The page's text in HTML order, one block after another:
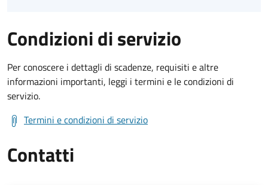
Condizioni di servizio
Per conoscere i dettagli di scadenze, requisiti e altre
informazioni importanti, leggi i termini e le condizioni di
servizio.
Termini e condizioni di servizio
Contatti